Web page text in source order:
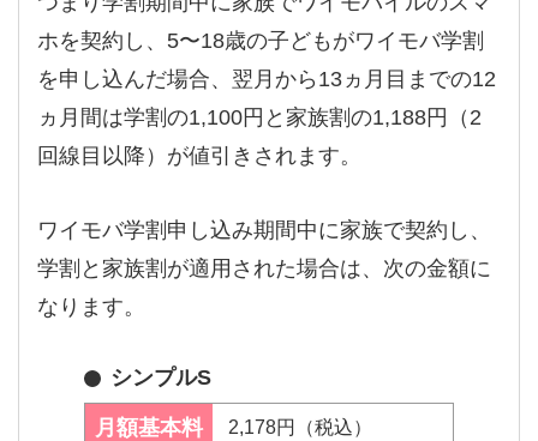
ホを契約し、5〜18歳の子どもがワイモバ学割
を申し込んだ場合、翌月から13ヵ月目までの12
ヵ月間は学割の1,100円と家族割の1,188円（2
回線目以降）が値引きされます。
ワイモバ学割申し込み期間中に家族で契約し、
学割と家族割が適用された場合は、次の金額に
なります。
シンプルS
月額基本料 2,178円（税込）